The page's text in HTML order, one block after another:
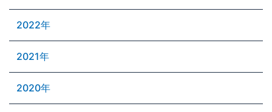
2022年
2021年
2020年